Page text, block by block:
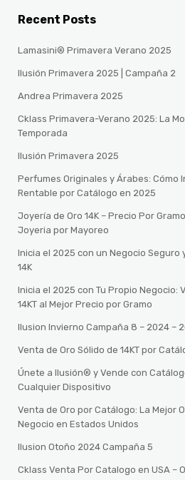
Recent Posts
Lamasini® Primavera Verano 2025
Ilusión Primavera 2025 | Campaña 2
Andrea Primavera 2025
Cklass Primavera-Verano 2025: La
Temporada
Ilusión Primavera 2025
Perfumes Originales y Árabes: Cómo
Rentable por Catálogo en 2025
Joyería de Oro 14K – Precio Por
Joyeria por Mayoreo
Inicia el 2025 con un Negocio Seguro
14K
Inicia el 2025 con Tu Propio Negocio:
14KT al Mejor Precio por Gramo
Ilusion Invierno Campaña 8 – 2024 –
Venta de Oro Sólido de 14KT por
Únete a Ilusión® y Vende con
Cualquier Dispositivo
Venta de Oro por Catálogo: La Mejor
Negocio en Estados Unidos
Ilusion Otoño 2024 Campaña 5
Cklass Venta Por Catalogo en USA –